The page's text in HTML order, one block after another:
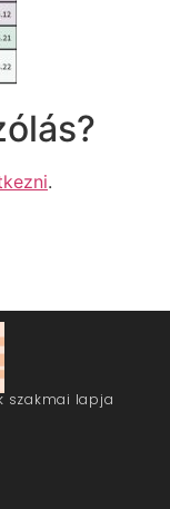
.
szakmai lapja